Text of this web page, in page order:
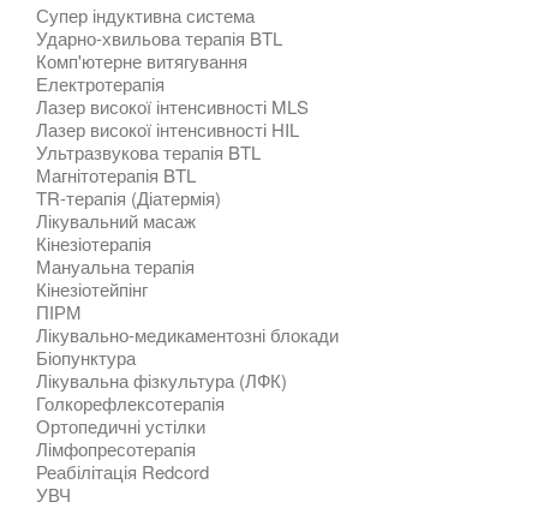
Супер індуктивна система
Ударно-хвильова терапія BTL
Комп'ютерне витягування
Електротерапія
Лазер високої інтенсивності MLS
Лазер високої інтенсивності HIL
Ультразвукова терапія BTL
Магнітотерапія BTL
TR-терапія (Діатермія)
Лікувальний масаж
Кінезіотерапія
Мануальна терапія
Кінезіотейпінг
ПІРМ
Лікувально-медикаментозні блокади
Біопунктура
Лікувальна фізкультура (ЛФК)
Голкорефлексотерапія
Ортопедичні устілки
Лімфопресотерапія
Реабілітація Redcord
УВЧ